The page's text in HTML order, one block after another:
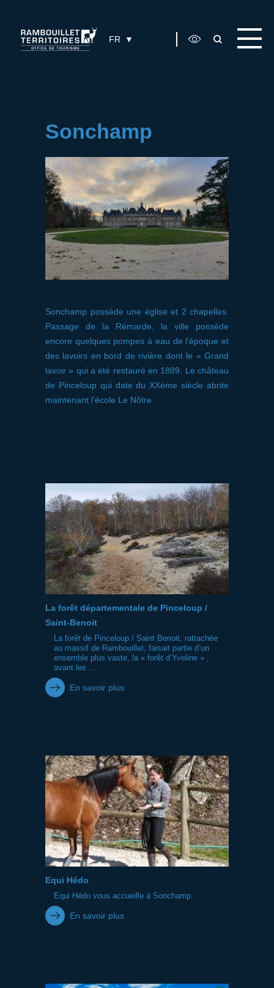
FR
Sonchamp
Sonchamp possède une église et 2 chapelles.
Passage de la Rémarde, la ville possède
encore quelques pompes à eau de l’époque et
des lavoirs en bord de rivière dont le « Grand
lavoir » qui a été restauré en 1889. Le château
de Pinceloup qui date du XXème siècle abrite
maintenant l’école Le Nôtre.
La forêt départementale de Pinceloup /
Saint-Benoit
La forêt de Pinceloup / Saint Benoit, rattachée
au massif de Rambouillet, faisait partie d’un
ensemble plus vaste, la « forêt d’Yveline » ,
avant les ...
En savoir plus
Equi Hédo
Equi Hédo vous accueille à Sonchamp.
En savoir plus